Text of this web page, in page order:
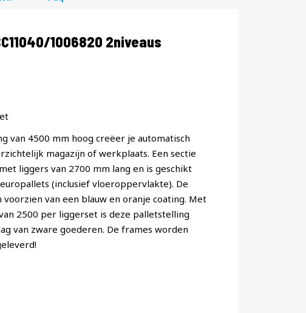
1006820 2niveaus
van 4500 mm hoog creëer je automatisch
magazijn of werkplaats. Een sectie
liggers van 2700 mm lang en is geschikt
(inclusief vloeroppervlakte). De
van een blauw en oranje coating. Met
2500 per liggerset is deze palletstelling
van zware goederen. De frames worden